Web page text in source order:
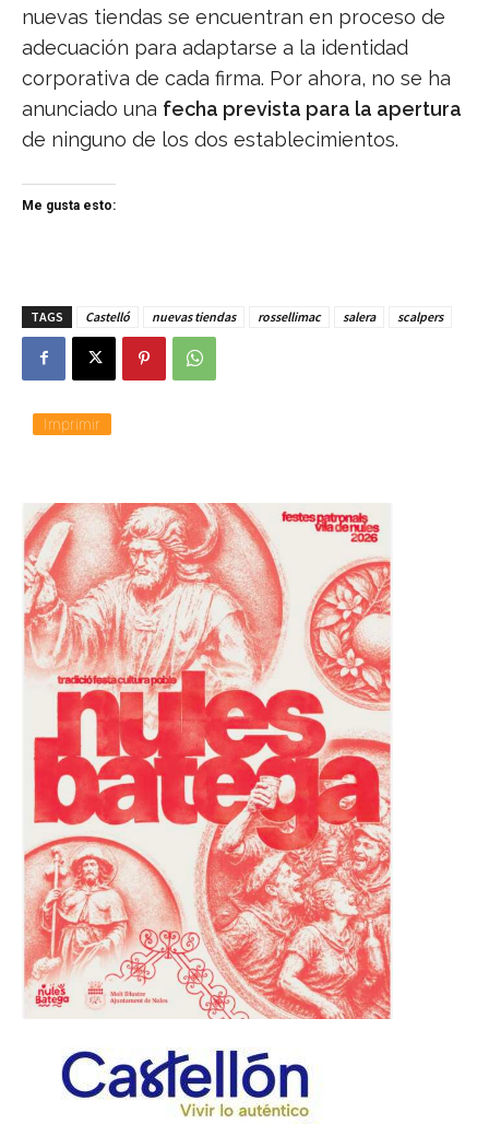
nuevas tiendas se encuentran en proceso de
adecuación para adaptarse a la identidad
corporativa de cada firma. Por ahora, no se ha
anunciado una fecha prevista para la apertura
de ninguno de los dos establecimientos.
Me gusta esto:
TAGS Castelló nuevas tiendas rossellimac salera scalpers
Imprimir